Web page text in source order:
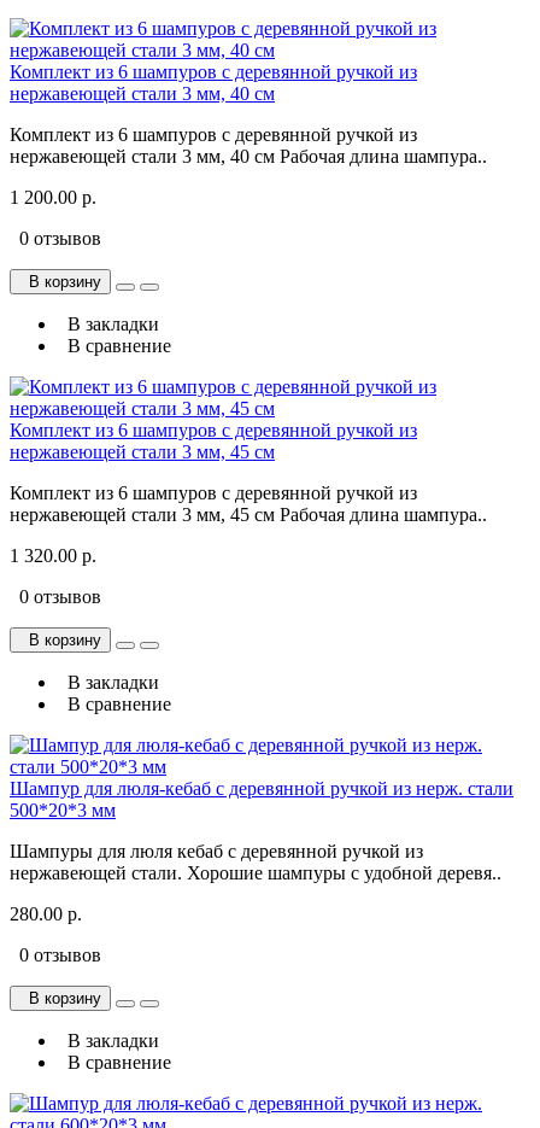
Комплект из 6 шампуров с деревянной ручкой из
нержавеющей стали 3 мм, 40 см
Комплект из 6 шампуров с деревянной ручкой из
нержавеющей стали 3 мм, 40 см Рабочая длина шампура..
1 200.00 р.
0 отзывов
В корзину
В закладки
В сравнение
Комплект из 6 шампуров с деревянной ручкой из
нержавеющей стали 3 мм, 45 см
Комплект из 6 шампуров с деревянной ручкой из
нержавеющей стали 3 мм, 45 см Рабочая длина шампура..
1 320.00 р.
0 отзывов
В корзину
В закладки
В сравнение
Шампур для люля-кебаб с деревянной ручкой из нерж. стали
500*20*3 мм
Шампуры для люля кебаб с деревянной ручкой из
нержавеющей стали. Хорошие шампуры с удобной деревя..
280.00 р.
0 отзывов
В корзину
В закладки
В сравнение